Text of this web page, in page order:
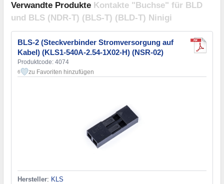
Verwandte Produkte Kontakte "Buchse" für BLD
und BLS (NDR-T) (BLS-T) (BLD-T) Ninigi
BLS-2 (Steckverbinder Stromversorgung auf
Kabel) (KLS1-540A-2.54-1X02-H) (NSR-02)
Produktcode: 4074
6 zu Favoriten hinzufügen
Hersteller: KLS